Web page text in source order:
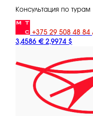
Консультация по турам
+375 29 508 48 84
3,4586 € 2,9974 $